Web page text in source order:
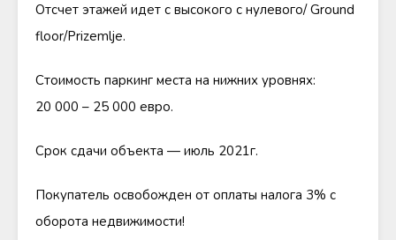
Отсчет этажей идет с высокого с нулевого/ Ground
floor/Prizemlje.
Стоимость паркинг места на нижних уровнях:
20 000 – 25 000 евро.
Срок сдачи объекта — июль 2021г.
Покупатель освобожден от оплаты налога 3% с
оборота недвижимости!